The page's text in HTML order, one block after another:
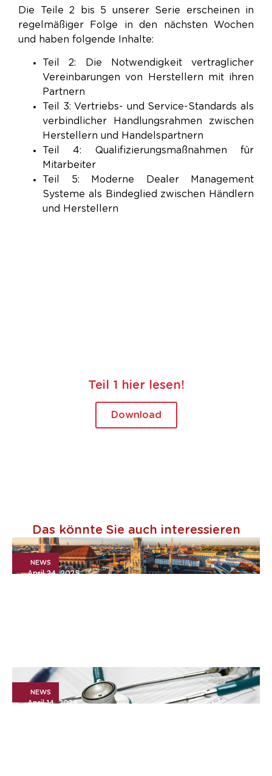
Die Teile 2 bis 5 unserer Serie erscheinen in
regelmäßiger Folge in den nächsten Wochen
und haben folgende Inhalte:
Teil 2: Die Notwendigkeit vertraglicher
Vereinbarungen von Herstellern mit ihren
Partnern
Teil 3: Vertriebs- und Service-Standards als
verbindlicher Handlungsrahmen zwischen
Herstellern und Handelspartnern
Teil 4: Qualifizierungsmaßnahmen für
Mitarbeiter
Teil 5: Moderne Dealer Management
Systeme als Bindeglied zwischen Händlern
und Herstellern
Teil 1 hier lesen!
Download
Das könnte Sie auch interessieren
NEWS
April 24, 2025
NEWS
April 14, 2025